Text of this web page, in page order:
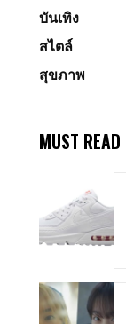
บันเทิง
สไตล์
สุขภาพ
MUST READ